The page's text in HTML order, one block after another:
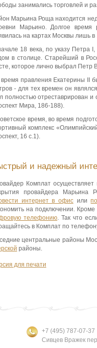
занимались торговлей и
Марьина Роща находится
Марьино. Долгое время
на картах Москвы лишь в
18 века, по указу Петра
в столице. Старейший в
которое лично выбрал Петр
время правления Екатерины II
- для тех времен он
полностью отреставрирован и
Мира, 186-188).
время, во время
комплекс
16 c.1).
и надежный
Комплат
провайдера Марьина
интернет в офис или
на подключении.
телефонию . Так что
в Комплат по
центральные районы
районы.
для печати
+7 (495) 787-07-37
Сивцев Вражек